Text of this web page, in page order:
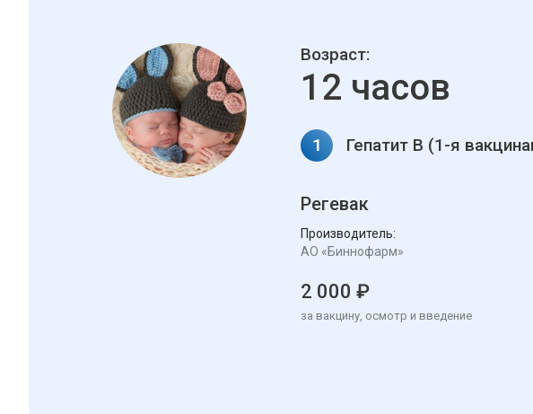
Возраст:
12 часов
1 Гепатит В (1-я
Регевак
Производитель:
АО «Биннофарм»
2 000 ₽
за вакцину, осмотр и введение